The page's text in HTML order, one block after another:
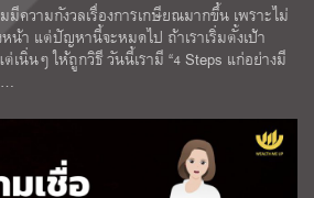
มีความกังวลเรื่องการเกษียณมากขึ้น เพราะไม่
น้า แต่ปัญหานี้จะหมดไป ถ้าเราเริ่มตั้งเป้า
นิ่นๆ ให้ถูกวิธี วันนี้เรามี “4 Steps แก่อย่างมี
…